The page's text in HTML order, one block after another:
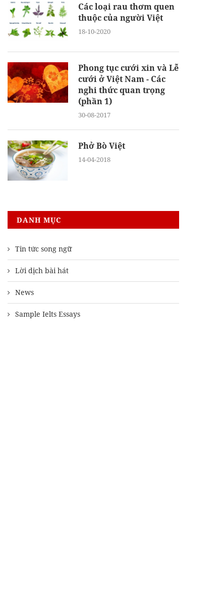
Các loại rau thơm quen
thuộc của người Việt
18-10-2020
Phong tục cưới xin và Lễ
cưới ở Việt Nam - Các
nghi thức quan trọng
(phần 1)
30-08-2017
Phở Bò Việt
14-04-2018
DANH MỤC
Tin tức song ngữ
Lời dịch bài hát
News
Sample Ielts Essays